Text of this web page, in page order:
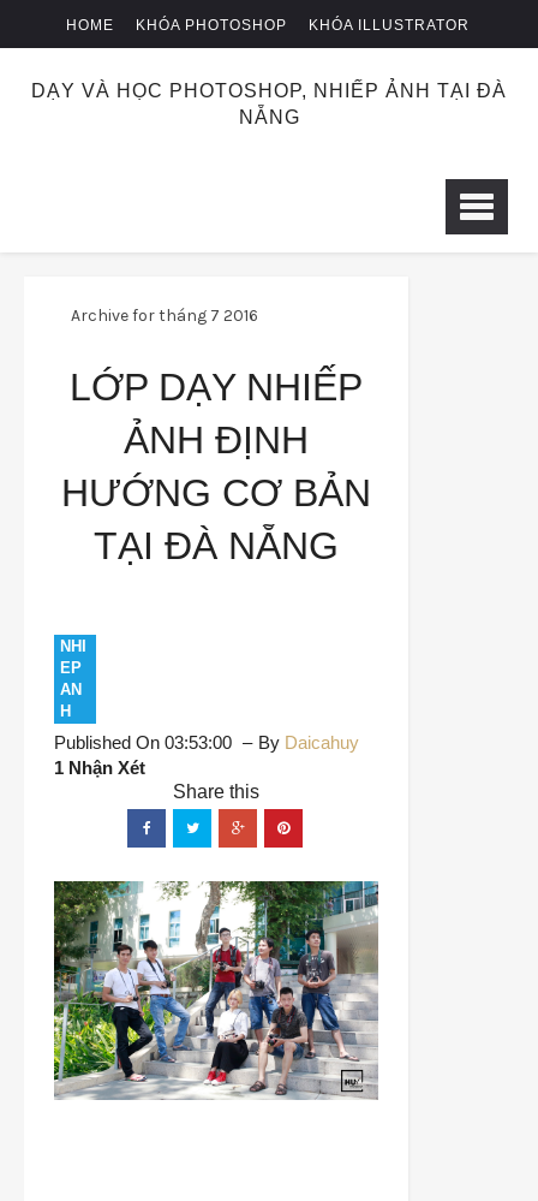
HOME KHÓA PHOTOSHOP KHÓA ILLUSTRATOR
DẠY VÀ HỌC PHOTOSHOP, NHIẾP ẢNH TẠI ĐÀ
NẴNG
Archive for tháng 7 2016
LỚP DẠY NHIẾP
ẢNH ĐỊNH
HƯỚNG CƠ BẢN
TẠI ĐÀ NẴNG
NHI
EP
AN
H
Published On 03:53:00 By Daicahuy
1 Nhận Xét